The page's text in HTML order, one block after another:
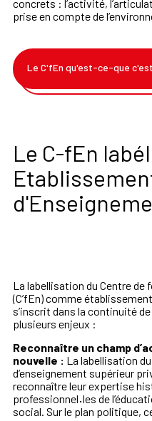
concrets : l’activité,
prise en compte de
Le C'fEn qu'est-ce-que
Le C-fEn
La labellisation du Centre
(C’fEn) comme
s’inscrit dans la continuité
plusieurs enjeux :
Reconnaître un champ
nouvelle : La labellisation
d’enseignement supérieur
reconnaître leur expertise
professionnel·les de
social. Sur le plan politique,